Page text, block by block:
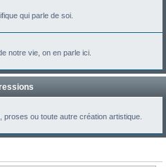
qui parle de soi.
notre vie, on en parle ici.
ou toute autre création artistique.